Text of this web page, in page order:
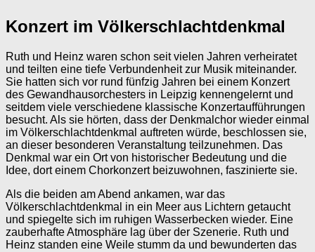
Konzert im Völkerschlachtdenkmal
Ruth und Heinz waren schon seit vielen Jahren verheiratet
und teilten eine tiefe Verbundenheit zur Musik miteinander.
Sie hatten sich vor rund fünfzig Jahren bei einem Konzert
des Gewandhausorchesters in Leipzig kennengelernt und
seitdem viele verschiedene klassische Konzertaufführungen
besucht. Als sie hörten, dass der Denkmalchor wieder einmal
im Völkerschlachtdenkmal auftreten würde, beschlossen sie,
an dieser besonderen Veranstaltung teilzunehmen. Das
Denkmal war ein Ort von historischer Bedeutung und die
Idee, dort einem Chorkonzert beizuwohnen, faszinierte sie.
Als die beiden am Abend ankamen, war das
Völkerschlachtdenkmal in ein Meer aus Lichtern getaucht
und spiegelte sich im ruhigen Wasserbecken wieder. Eine
zauberhafte Atmosphäre lag über der Szenerie. Ruth und
Heinz standen eine Weile stumm da und bewunderten das